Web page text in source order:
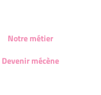
Notre métier
Devenir mécène